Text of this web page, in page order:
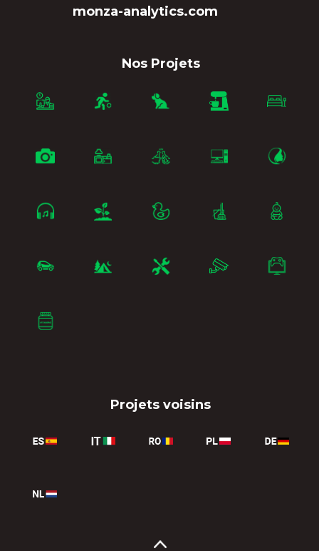
monza-analytics.com
Nos Projets
Projets voisins